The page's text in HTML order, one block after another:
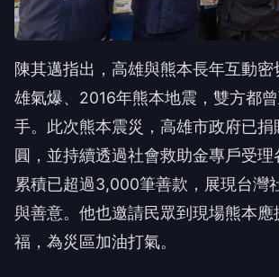
陳其邁指出，高雄與熊本長年互動
雄氣爆、2016年熊本地震，雙方都
手。此次熊本震災，高雄市政府已捐
圓，並持續透過社會救助金專戶受
累積已超過3,000筆善款，展現台灣
與善意。他也邀請民眾到現場熊本應
福，為災區加油打氣。